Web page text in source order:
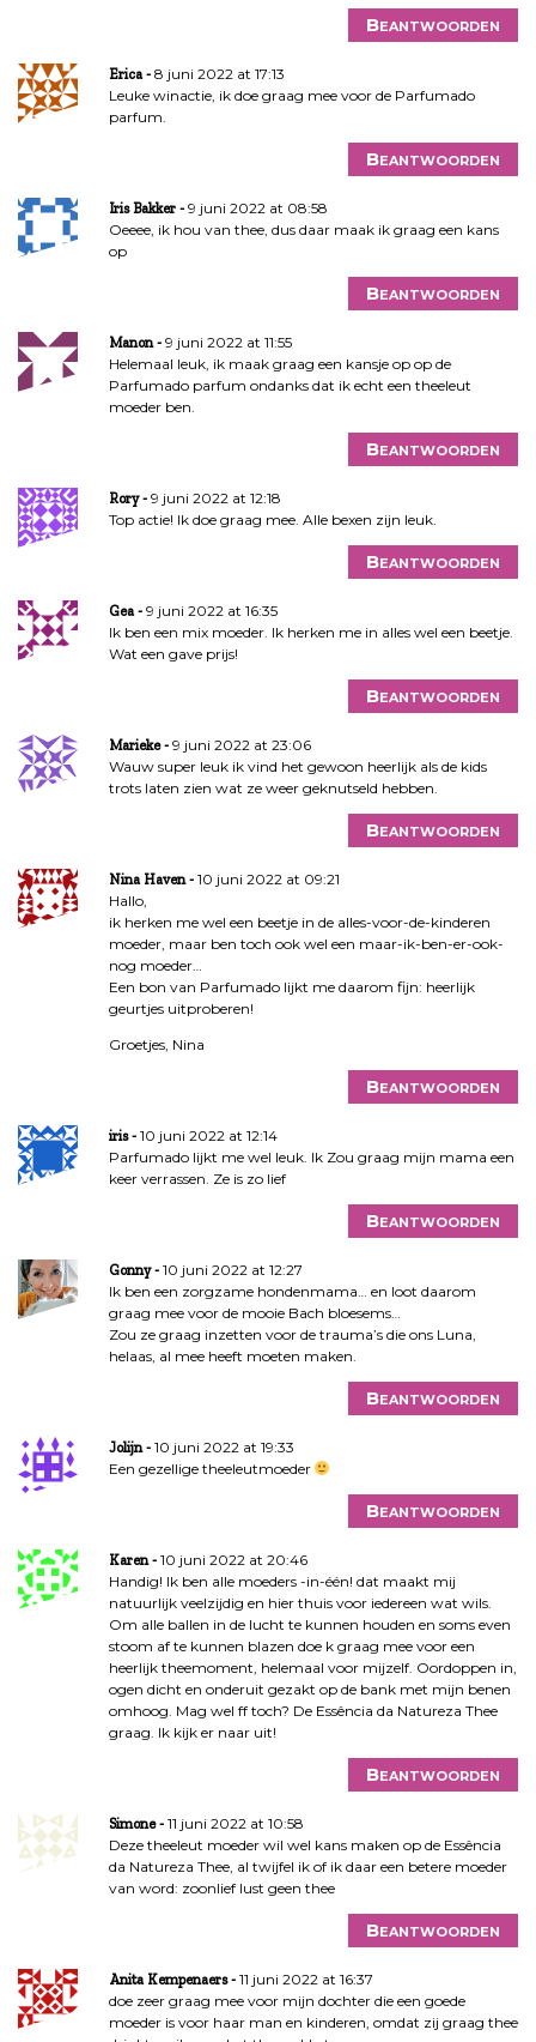
Beantwoorden
Erica
8 juni 2022 at 17:13
Leuke winactie, ik doe graag mee voor de Parfumado
parfum.
Beantwoorden
Iris Bakker
9 juni 2022 at 08:58
Oeeee, ik hou van thee, dus daar maak ik graag een kans
op
Beantwoorden
Manon
9 juni 2022 at 11:55
Helemaal leuk, ik maak graag een kansje op op de
Parfumado parfum ondanks dat ik echt een theeleut
moeder ben.
Beantwoorden
Rory
9 juni 2022 at 12:18
Top actie! Ik doe graag mee. Alle bexen zijn leuk.
Beantwoorden
Gea
9 juni 2022 at 16:35
Ik ben een mix moeder. Ik herken me in alles wel een beetje.
Wat een gave prijs!
Beantwoorden
Marieke
9 juni 2022 at 23:06
Wauw super leuk ik vind het gewoon heerlijk als de kids
trots laten zien wat ze weer geknutseld hebben.
Beantwoorden
Nina Haven
10 juni 2022 at 09:21
Hallo,
ik herken me wel een beetje in de alles-voor-de-kinderen
moeder, maar ben toch ook wel een maar-ik-ben-er-ook-
nog moeder…
Een bon van Parfumado lijkt me daarom fijn: heerlijk
geurtjes uitproberen!
Groetjes, Nina
Beantwoorden
iris
10 juni 2022 at 12:14
Parfumado lijkt me wel leuk. Ik Zou graag mijn mama een
keer verrassen. Ze is zo lief
Beantwoorden
Gonny
10 juni 2022 at 12:27
Ik ben een zorgzame hondenmama… en loot daarom
graag mee voor de mooie Bach bloesems…
Zou ze graag inzetten voor de trauma’s die ons Luna,
helaas, al mee heeft moeten maken.
Beantwoorden
Jolijn
10 juni 2022 at 19:33
Een gezellige theeleutmoeder
Beantwoorden
Karen
10 juni 2022 at 20:46
Handig! Ik ben alle moeders -in-één! dat maakt mij
natuurlijk veelzijdig en hier thuis voor iedereen wat wils.
Om alle ballen in de lucht te kunnen houden en soms even
stoom af te kunnen blazen doe k graag mee voor een
heerlijk theemoment, helemaal voor mijzelf. Oordoppen in,
ogen dicht en onderuit gezakt op de bank met mijn benen
omhoog. Mag wel ff toch? De Essência da Natureza Thee
graag. Ik kijk er naar uit!
Beantwoorden
Simone
11 juni 2022 at 10:58
Deze theeleut moeder wil wel kans maken op de Essência
da Natureza Thee, al twijfel ik of ik daar een betere moeder
van word: zoonlief lust geen thee
Beantwoorden
Anita Kempenaers
11 juni 2022 at 16:37
doe zeer graag mee voor mijn dochter die een goede
moeder is voor haar man en kinderen, omdat zij graag thee